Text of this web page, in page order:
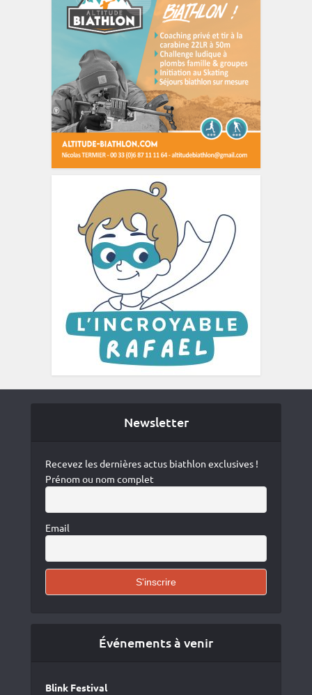
Newsletter
Recevez les dernières actus biathlon exclusives !
Prénom ou nom complet
Email
Événements à venir
Blink Festival